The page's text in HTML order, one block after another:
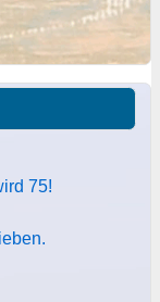
75!